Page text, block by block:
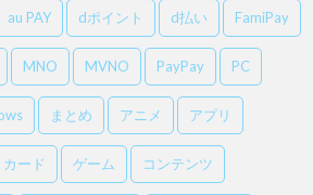
au PAY dポイント d払い FamiPay
MNO MVNO PayPay PC
まとめ アニメ アプリ
ード ゲーム コンテンツ